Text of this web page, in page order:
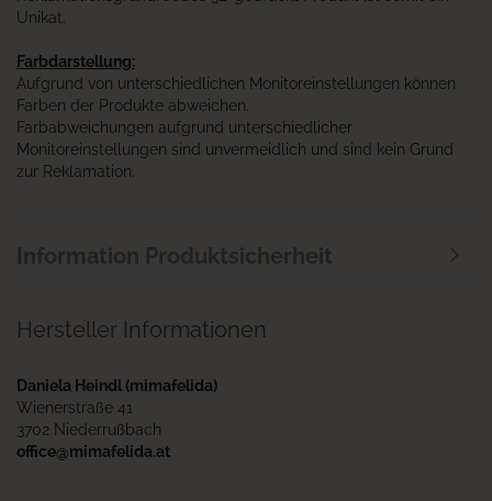
Unikat.
Farbdarstellung:
Aufgrund von unterschiedlichen Monitoreinstellungen können
Farben der Produkte abweichen.
Farbabweichungen aufgrund unterschiedlicher
Monitoreinstellungen sind unvermeidlich und sind kein Grund
zur Reklamation.
Information Produktsicherheit
Hersteller Informationen
Daniela Heindl (mimafelida)
Wienerstraße 41
3702 Niederrußbach
office@mimafelida.at